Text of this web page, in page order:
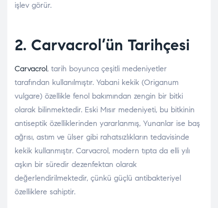
işlev görür.
2. Carvacrol’ün Tarihçesi
Carvacrol , tarih boyunca çeşitli medeniyetler
tarafından kullanılmıştır. Yabani kekik (Origanum
vulgare) özellikle fenol bakımından zengin bir bitki
olarak bilinmektedir. Eski Mısır medeniyeti, bu bitkinin
antiseptik özelliklerinden yararlanmış, Yunanlar ise baş
ağrısı, astım ve ülser gibi rahatsızlıkların tedavisinde
kekik kullanmıştır. Carvacrol, modern tıpta da elli yılı
aşkın bir süredir dezenfektan olarak
değerlendirilmektedir, çünkü güçlü antibakteriyel
özelliklere sahiptir.